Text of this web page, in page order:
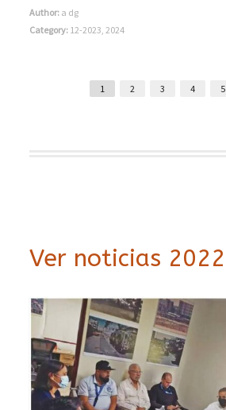
Author: a dg
Category: 12-2023,2024
1 2 3 4 5
Ver noticias 2022